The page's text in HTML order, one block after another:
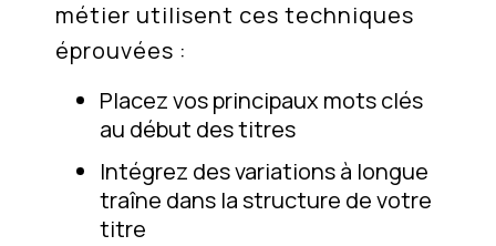
métier utilisent ces techniques
éprouvées :
Placez vos principaux mots clés
au début des titres
Intégrez des variations à longue
traîne dans la structure de votre
titre